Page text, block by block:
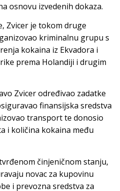
osnovu izvedenih dokaza.
Zvicer je tokom druge
kriminalnu grupu s
kokaina iz Ekvadora i
prema Holandiji i drugim
Zvicer određivao zadatke
finansijska sredstva
transport te donosio
i količina kokaina među
činjeničnom stanju,
novac za kupovinu
i prevozna sredstva za